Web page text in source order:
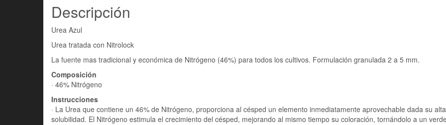
Descripción
Urea Azul
Urea tratada con Nitrolock
La fuente mas tradicional y económica de Nitrógeno (46%) para todos los cultivos. Formulación granulada 2 a 5 mm.
Composición
· 46% Nitrógeno
Instrucciones
· La Urea que contiene un 46% de Nitrógeno, proporciona al césped un elemento inmediatamente aprovechable dada su alta
solubilidad. El Nitrógeno estimula el crecimiento del césped, mejorando al mismo tiempo su coloración, tornándolo a un